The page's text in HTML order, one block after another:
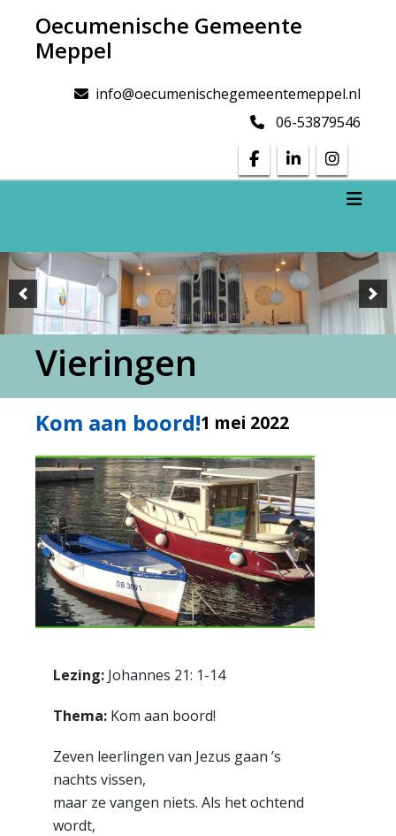
inhoud
Oecumenische Gemeente
Meppel
info@oecumenischegemeentemeppel.nl
06-53879546
Vieringen
Kom aan boord!1 mei 2022
Lezing: Johannes 21: 1-14
Thema: Kom aan boord!
Zeven leerlingen van Jezus gaan ’s
nachts vissen,
maar ze vangen niets. Als het ochtend
wordt,